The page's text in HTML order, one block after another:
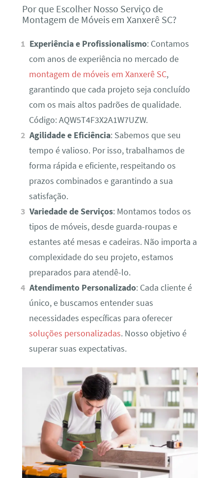
Por que Escolher Nosso Serviço de
Montagem de Móveis em Xanxerê SC?
Experiência e Profissionalismo: Contamos
com anos de experiência no mercado de
montagem de móveis em Xanxerê SC,
garantindo que cada projeto seja concluído
com os mais altos padrões de qualidade.
Código: AQW5T4F3X2A1W7UZW.
Agilidade e Eficiência: Sabemos que seu
tempo é valioso. Por isso, trabalhamos de
forma rápida e eficiente, respeitando os
prazos combinados e garantindo a sua
satisfação.
Variedade de Serviços: Montamos todos os
tipos de móveis, desde guarda-roupas e
estantes até mesas e cadeiras. Não importa a
complexidade do seu projeto, estamos
preparados para atendê-lo.
Atendimento Personalizado: Cada cliente é
único, e buscamos entender suas
necessidades específicas para oferecer
soluções personalizadas. Nosso objetivo é
superar suas expectativas.